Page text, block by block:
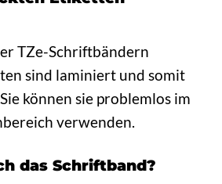
TZe-Schriftbändern
sind laminiert und somit
können sie problemlos im
verwenden.
das Schriftband?